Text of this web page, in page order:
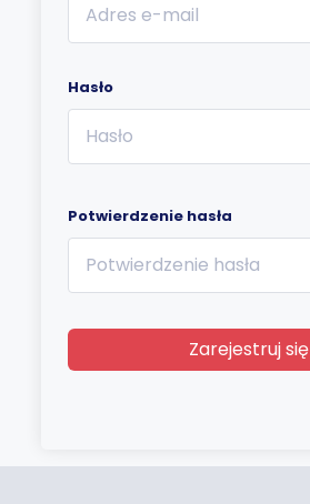
Hasło
Potwierdzenie hasła
Zarejestruj się